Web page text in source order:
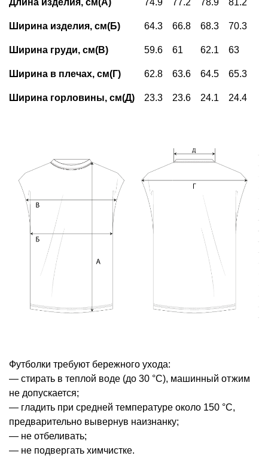
Ширина изделия, см(Б) 64.3 66.8 68.3 70.3
Ширина груди, см(В) 59.6 61 62.1 63
Ширина в плечах, см(Г) 62.8 63.6 64.5 65.3
Ширина горловины, см(Д) 23.3 23.6 24.1 24.4
Футболки требуют бережного ухода:
— стирать в теплой воде (до 30 °С), машинный отжим
не допускается;
— гладить при средней температуре около 150 °С,
предварительно вывернув наизнанку;
— не отбеливать;
— не подвергать химчистке.